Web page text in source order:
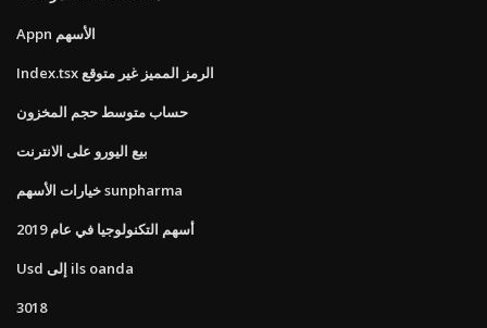
Appn الأسهم
Index.tsx الرمز المميز غير متوقع
حساب متوسط ​​حجم المخزون
بيع اليورو على الانترنت
خيارات الأسهم sunpharma
أسهم التكنولوجيا في عام 2019
Usd إلى ils oanda
3018